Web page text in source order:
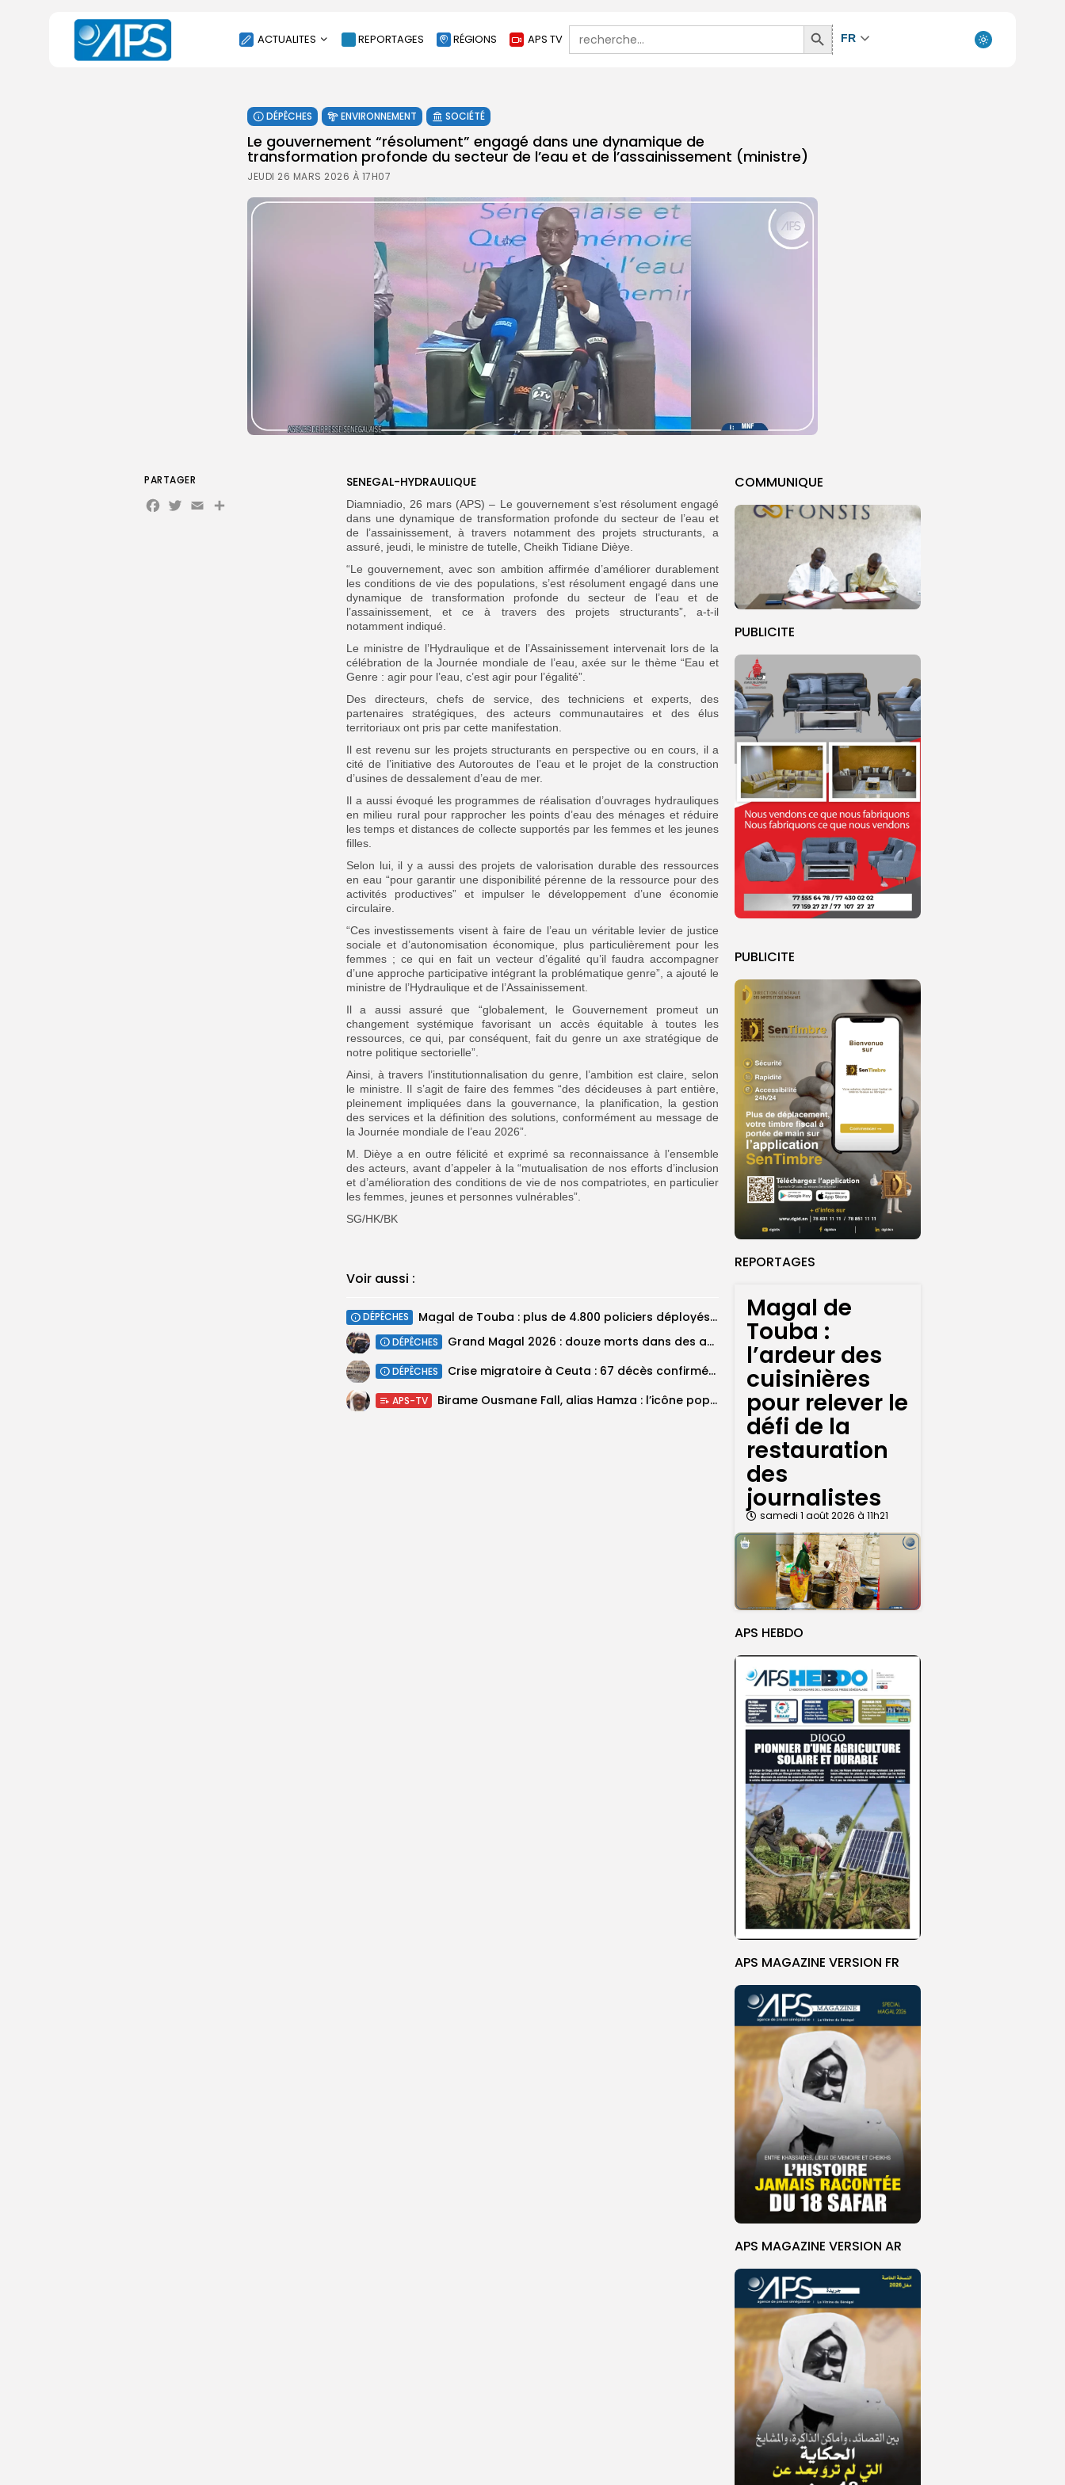
ACTUALITES
SOCIÉTÉ
ÉCONOMIE
CULTURE
ENVIRONNEMENT
REPORTAGES RÉGIONS APS TV
Search
for:
Search
Button
FR
DÉPÊCHES ENVIRONNEMENT SOCIÉTÉ
Le gouvernement “résolument” engagé dans une dynamique de
transformation profonde du secteur de l’eau et de l’assainissement (ministre)
JEUDI 26 MARS 2026 À 17H07
COMMUNIQUE
PUBLICITE
PUBLICITE
REPORTAGES
Magal de
Touba :
l’ardeur des
cuisinières
pour relever le
défi de la
restauration
des
journalistes
samedi 1 août 2026 à 11h21
APS HEBDO
APS MAGAZINE VERSION FR
APS MAGAZINE VERSION AR
SENEGAL-HYDRAULIQUE
Diamniadio, 26 mars (APS) – Le gouvernement s’est résolument engagé
dans une dynamique de transformation profonde du secteur de l’eau et
de l’assainissement, à travers notamment des projets structurants, a
assuré, jeudi, le ministre de tutelle, Cheikh Tidiane Dièye.
“Le gouvernement, avec son ambition affirmée d’améliorer durablement
les conditions de vie des populations, s’est résolument engagé dans une
dynamique de transformation profonde du secteur de l’eau et de
l’assainissement, et ce à travers des projets structurants”, a-t-il
notamment indiqué.
Le ministre de l’Hydraulique et de l’Assainissement intervenait lors de la
célébration de la Journée mondiale de l’eau, axée sur le thème “Eau et
Genre : agir pour l’eau, c’est agir pour l’égalité”.
Des directeurs, chefs de service, des techniciens et experts, des
partenaires stratégiques, des acteurs communautaires et des élus
territoriaux ont pris par cette manifestation.
Il est revenu sur les projets structurants en perspective ou en cours, il a
cité de l’initiative des Autoroutes de l’eau et le projet de la construction
d’usines de dessalement d’eau de mer.
Il a aussi évoqué les programmes de réalisation d’ouvrages hydrauliques
en milieu rural pour rapprocher les points d’eau des ménages et réduire
les temps et distances de collecte supportés par les femmes et les jeunes
filles.
Selon lui, il y a aussi des projets de valorisation durable des ressources
en eau “pour garantir une disponibilité pérenne de la ressource pour des
activités productives” et impulser le développement d’une économie
circulaire.
“Ces investissements visent à faire de l’eau un véritable levier de justice
sociale et d’autonomisation économique, plus particulièrement pour les
femmes ; ce qui en fait un vecteur d’égalité qu’il faudra accompagner
d’une approche participative intégrant la problématique genre”, a ajouté le
ministre de l’Hydraulique et de l’Assainissement.
Il a aussi assuré que “globalement, le Gouvernement promeut un
changement systémique favorisant un accès équitable à toutes les
ressources, ce qui, par conséquent, fait du genre un axe stratégique de
notre politique sectorielle”.
Ainsi, à travers l’institutionnalisation du genre, l’ambition est claire, selon
le ministre. Il s’agit de faire des femmes “des décideuses à part entière,
pleinement impliquées dans la gouvernance, la planification, la gestion
des services et la définition des solutions, conformément au message de
la Journée mondiale de l’eau 2026”.
M. Dièye a en outre félicité et exprimé sa reconnaissance à l’ensemble
des acteurs, avant d’appeler à la “mutualisation de nos efforts d’inclusion
et d’amélioration des conditions de vie de nos compatriotes, en particulier
les femmes, jeunes et personnes vulnérables”.
SG/HK/BK
Voir aussi :
DÉPÊCHES Magal de Touba : plus de 4.800 policiers déployés pour sécuriser les...
DÉPÊCHES Grand Magal 2026 : douze morts dans des accidents de la route...
DÉPÊCHES Crise migratoire à Ceuta : 67 décès confirmés, retour en nombre des...
APS-TV Birame Ousmane Fall, alias Hamza : l’icône populaire du Grand Magal
PARTAGER
Facebook
Twitter
EmailPartager